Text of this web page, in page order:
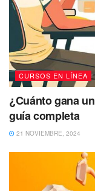
CURSOS EN LÍNEA
¿Cuánto gana
guía completa
21 NOVIEMBRE, 2024